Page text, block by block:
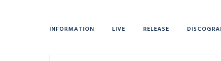
INFORMATION LIVE RELEASE